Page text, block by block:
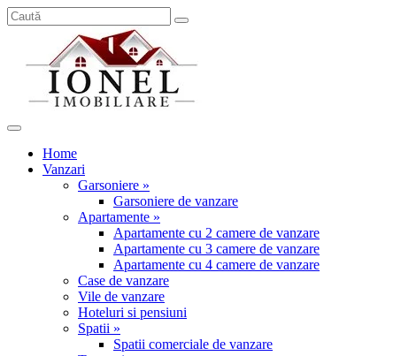
Home
Vanzari
Garsoniere »
Garsoniere de vanzare
Apartamente »
Apartamente cu 2 camere de vanzare
Apartamente cu 3 camere de vanzare
Apartamente cu 4 camere de vanzare
Case de vanzare
Vile de vanzare
Hoteluri si pensiuni
Spatii »
Spatii comerciale de vanzare